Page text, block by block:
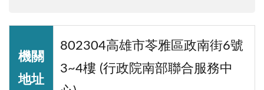
機關
地址
802304高雄市苓雅區政南街6號
3~4樓 (行政院南部聯合服務中